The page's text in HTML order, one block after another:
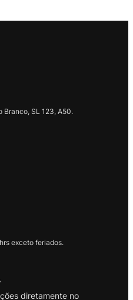
Branco, SL 123, A50.
exceto feriados.
diretamente no